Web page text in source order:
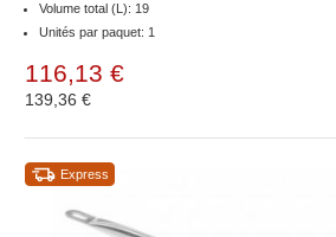
Volume total (L): 19
Unités par paquet: 1
116,13 €
139,36 €
Express